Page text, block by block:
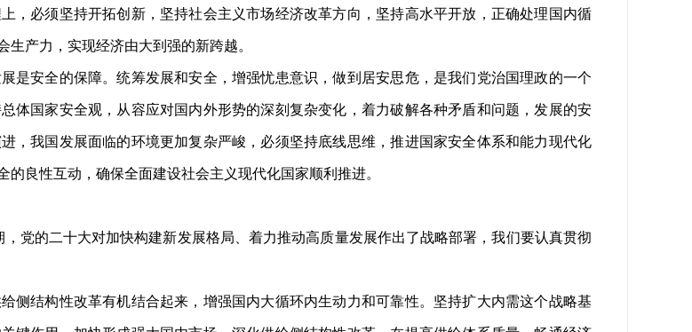
，必须坚持开拓创新，坚持社会主义市场经济改革方向，坚持高水平开放，正确处理国内循
产力，实现经济由大到强的新跨越。
安全的保障。统筹发展和安全，增强忧患意识，做到居安思危，是我们党治国理政的一个
体国家安全观，从容应对国内外形势的深刻复杂变化，着力破解各种矛盾和问题，发展的安
，我国发展面临的环境更加复杂严峻，必须坚持底线思维，推进国家安全体系和能力现代化
良性互动，确保全面建设社会主义现代化国家顺利推进。
的二十大对加快构建新发展格局、着力推动高质量发展作出了战略部署，我们要认真贯彻
结构性改革有机结合起来，增强国内大循环内生动力和可靠性。坚持扩大内需这个战略基